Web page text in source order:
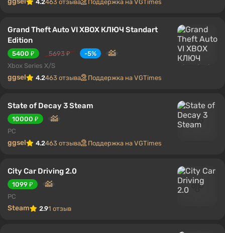
4.2463 отзыва Поддержка на VGTimes
Grand Theft Auto VI XBOX КЛЮЧ Standart
Edition
5400 ₽ 5693 ₽
-5%
Xbox Series X/S
ggsel 4.2463 отзыва Поддержка на VGTimes
State of Decay 3 Steam
10000 ₽
PC
ggsel 4.2463 отзыва Поддержка на VGTimes
City Car Driving 2.0
1099 ₽
PC
Steam 2.91 отзыв